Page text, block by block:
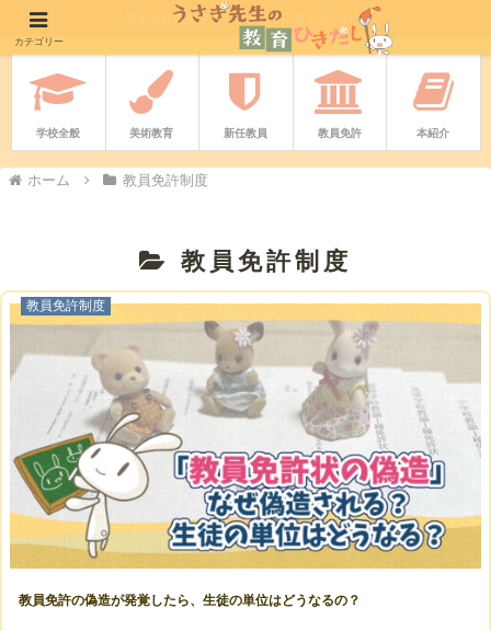
－ 先生や教職志望者をやさしく応援するブログ －
学校全般 美術教育 新任教員 教員免許 本紹介
ホーム 教員免許制度
教員免許制度
教員免許制度
教員免許の偽造が発覚したら、生徒の単位はどうなるの？
カテゴリー